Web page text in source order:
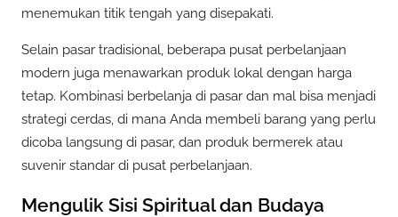
menemukan titik tengah yang disepakati.
Selain pasar tradisional, beberapa pusat perbelanjaan
modern juga menawarkan produk lokal dengan harga
tetap. Kombinasi berbelanja di pasar dan mal bisa menjadi
strategi cerdas, di mana Anda membeli barang yang perlu
dicoba langsung di pasar, dan produk bermerek atau
suvenir standar di pusat perbelanjaan.
Mengulik Sisi Spiritual dan Budaya